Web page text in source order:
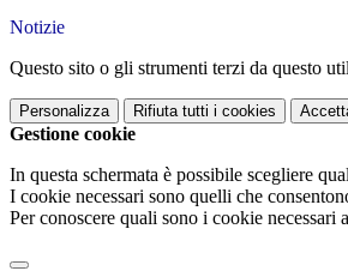
Notizie
Questo sito o gli strumenti terzi da questo
Personalizza Rifiuta tutti i cookies
Gestione cookie
In questa schermata è possibile scegliere
I cookie necessari sono quelli che
Per conoscere quali sono i cookie necessari